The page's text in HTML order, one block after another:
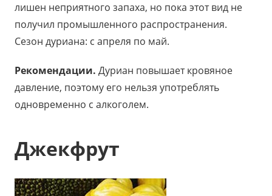
лишен неприятного запаха, но пока этот вид не
получил промышленного распространения.
Сезон дуриана: с апреля по май.
Рекомендации. Дуриан повышает кровяное
давление, поэтому его нельзя употреблять
одновременно с алкоголем.
Джекфрут